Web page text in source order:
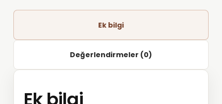
Ek bilgi
Değerlendirmeler (0)